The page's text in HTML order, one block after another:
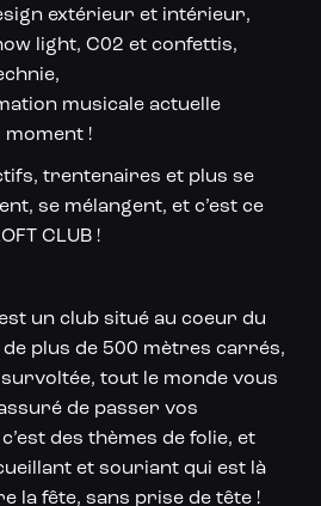
extérieur et intérieur,
light, C02 et confettis,
musicale actuelle
moment !
trentenaires et plus se
se mélangent, et c’est ce
CLUB !
un club situé au coeur du
plus de 500 mètres carrés,
survoltée, tout le monde vous
de passer vos
des thèmes de folie, et
et souriant qui est là
la fête, sans prise de tête !